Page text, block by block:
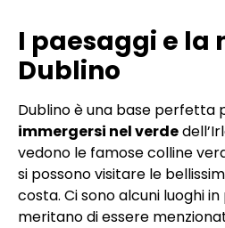
I paesaggi e la
Dublino
Dublino è una base perfetta
immergersi nel verde
vedono le famose colline
si possono visitare le
costa. Ci sono alcuni luoghi
meritano di essere